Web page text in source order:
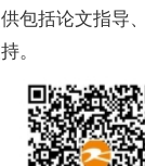
包括论文指导
。